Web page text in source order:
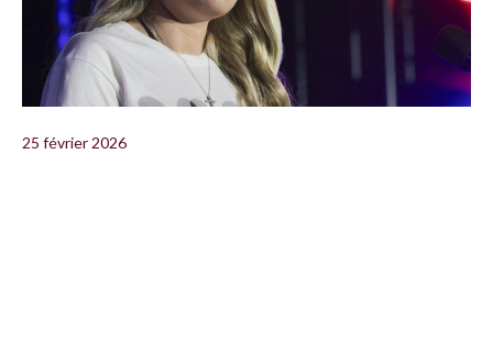
25 février 2026